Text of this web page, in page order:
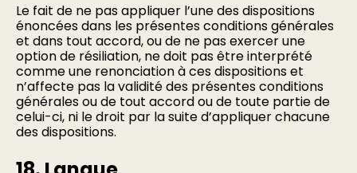
Le fait de ne pas appliquer l’une des dispositions
énoncées dans les présentes conditions générales
et dans tout accord, ou de ne pas exercer une
option de résiliation, ne doit pas être interprété
comme une renonciation à ces dispositions et
n’affecte pas la validité des présentes conditions
générales ou de tout accord ou de toute partie de
celui-ci, ni le droit par la suite d’appliquer chacune
des dispositions.